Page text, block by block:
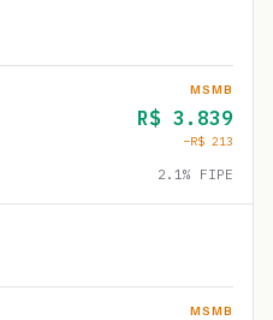
MSMB
R$ 3.839
−R$ 213
2.1% FIPE
MSMB